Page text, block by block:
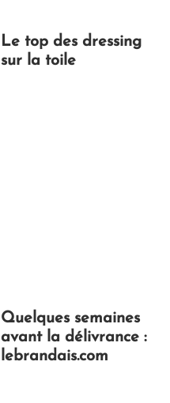
Le top des dressing
sur la toile
Quelques semaines
avant la délivrance :
lebrandais.com